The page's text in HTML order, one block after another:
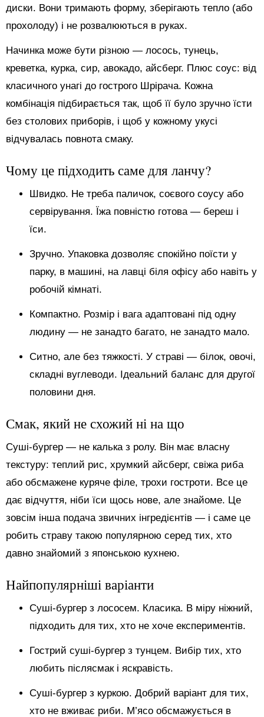
диски. Вони тримають форму, зберігають тепло (або
прохолоду) і не розвалюються в руках.
Начинка може бути різною — лосось, тунець,
креветка, курка, сир, авокадо, айсберг. Плюс соус: від
класичного унагі до гострого Шрірача. Кожна
комбінація підбирається так, щоб її було зручно їсти
без столових приборів, і щоб у кожному укусі
відчувалась повнота смаку.
Чому це підходить саме для ланчу?
Швидко. Не треба паличок, соєвого соусу або
сервірування. Їжа повністю готова — береш і
їси.
Зручно. Упаковка дозволяє спокійно поїсти у
парку, в машині, на лавці біля офісу або навіть у
робочій кімнаті.
Компактно. Розмір і вага адаптовані під одну
людину — не занадто багато, не занадто мало.
Ситно, але без тяжкості. У страві — білок, овочі,
складні вуглеводи. Ідеальний баланс для другої
половини дня.
Смак, який не схожий ні на що
Суші-бургер — не калька з ролу. Він має власну
текстуру: теплий рис, хрумкий айсберг, свіжа риба
або обсмажене куряче філе, трохи гостроти. Все це
дає відчуття, ніби їси щось нове, але знайоме. Це
зовсім інша подача звичних інгредієнтів — і саме це
робить страву такою популярною серед тих, хто
давно знайомий з японською кухнею.
Найпопулярніші варіанти
Суші-бургер з лососем. Класика. В міру ніжний,
підходить для тих, хто не хоче експериментів.
Гострий суші-бургер з тунцем. Вибір тих, хто
любить післясмак і яскравість.
Суші-бургер з куркою. Добрий варіант для тих,
хто не вживає риби. М’ясо обсмажується в